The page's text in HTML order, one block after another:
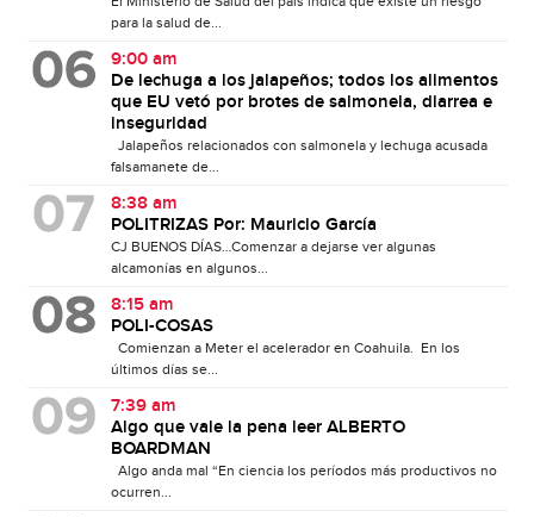
para la salud de...
9:00 am
De lechuga a los jalapeños; todos los alimentos
que EU vetó por brotes de salmonela, diarrea e
inseguridad
Jalapeños relacionados con salmonela y lechuga acusada
falsamanete de...
8:38 am
POLITRIZAS Por: Mauricio García
CJ BUENOS DÍAS…Comenzar a dejarse ver algunas
alcamonías en algunos...
8:15 am
POLI-COSAS
Comienzan a Meter el acelerador en Coahuila. En los
últimos días se...
7:39 am
Algo que vale la pena leer ALBERTO
BOARDMAN
Algo anda mal “En ciencia los períodos más productivos no
ocurren...